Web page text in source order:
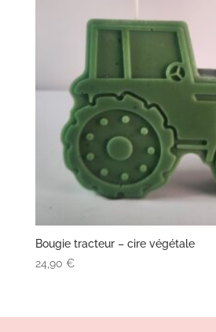
Bougie tracteur – cire végétale
24,90 €